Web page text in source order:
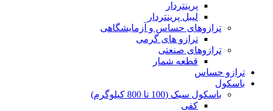
پرینتردار
لیبل پرینتردار
ترازوهای حساس و آزمایشگاهی
ترازو های گرمی
ترازوهای صنعتی
قطعه شمار
ترازو حساس
باسکول
باسکول سبک (100 تا 800 کیلوگرم)
کفی